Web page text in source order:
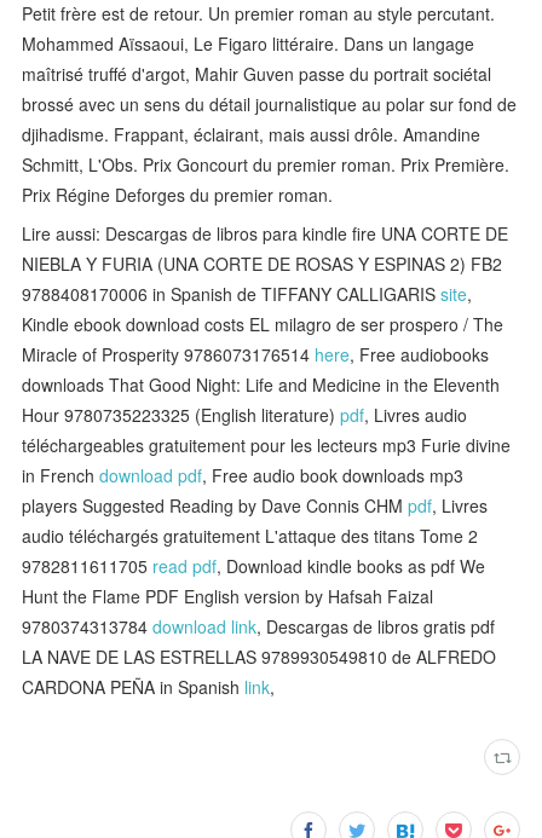
Petit frère est de retour. Un premier roman au style percutant.
Mohammed Aïssaoui, Le Figaro littéraire. Dans un langage
maîtrisé truffé d'argot, Mahir Guven passe du portrait sociétal
brossé avec un sens du détail journalistique au polar sur fond de
djihadisme. Frappant, éclairant, mais aussi drôle. Amandine
Schmitt, L'Obs. Prix Goncourt du premier roman. Prix Première.
Prix Régine Deforges du premier roman.
Lire aussi: Descargas de libros para kindle fire UNA CORTE DE
NIEBLA Y FURIA (UNA CORTE DE ROSAS Y ESPINAS 2) FB2
9788408170006 in Spanish de TIFFANY CALLIGARISsite,
Kindle ebook download costs EL milagro de ser prospero / The
Miracle of Prosperity 9786073176514 here, Free audiobooks
downloads That Good Night: Life and Medicine in the Eleventh
Hour 9780735223325 (English literature)pdf, Livres audio
téléchargeables gratuitement pour les lecteurs mp3 Furie divine
in Frenchdownload pdf, Free audio book downloads mp3
players Suggested Reading by Dave Connis CHMpdf, Livres
audio téléchargés gratuitement L'attaque des titans Tome 2
9782811611705 read pdf, Download kindle books as pdf We
Hunt the Flame PDF English version by Hafsah Faizal
9780374313784download link, Descargas de libros gratis pdf
LA NAVE DE LAS ESTRELLAS 9789930549810 de ALFREDO
CARDONA PEÑA in Spanish link,